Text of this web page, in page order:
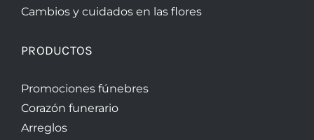
Cambios y cuidados en las flores
PRODUCTOS
Promociones fúnebres
Corazón funerario
Arreglos